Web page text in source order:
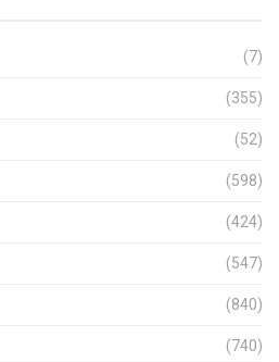
(7)
(355)
(52)
(598)
(424)
(547)
(840)
(740)